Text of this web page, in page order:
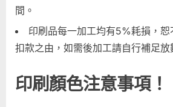
間。
印刷品每一加工均有5%耗損，恕
扣款之由，如需後加工請自行補足放
印刷顏色注意事項！